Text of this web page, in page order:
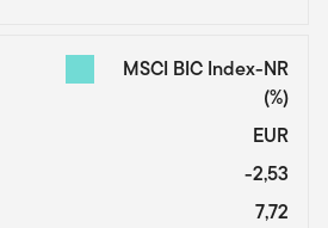
MSCI BIC Index-NR
(%)
EUR
-2,53
7,72